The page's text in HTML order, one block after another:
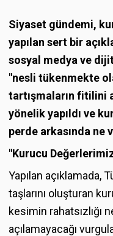
Siyaset gündemi,
yapılan sert bir
sosyal medya ve
"nesli tükenmekte
tartışmaların fitilini
yönelik yapıldı ve
perde arkasında ne
"Kurucu
Yapılan açıklamada,
taşlarını oluşturan
kesimin rahatsızlığı
açılamayacağı